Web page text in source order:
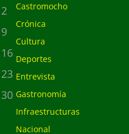
2
9
16
23
30
Castromocho
Crónica
Cultura
Deportes
Entrevista
Gastronomía
Infraestructuras
Nacional